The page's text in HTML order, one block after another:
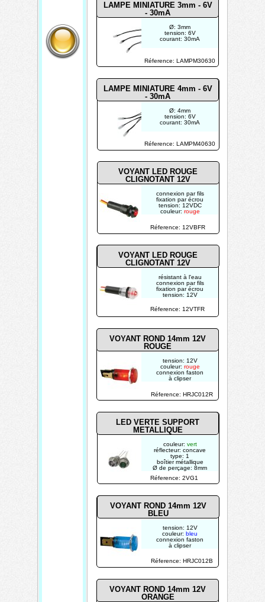
Réference: 12VBFR
connexion par fils
fixation par écrou
tension: 12VDC
couleur: rouge
VOYANT LED ROUGE
CLIGNOTANT 12V
Ø: 4mm
tension: 6V
courant: 30mA
Réference: LAMPM40630
LAMPE MINIATURE 4mm - 6V
- 30mA
Réference: 2VG1
VOYANT LED ROUGE
CLIGNOTANT 12V
résistant à l'eau
connexion par fils
fixation par écrou
tension: 12V
clignotant
boîtier: noir
tension: 12V
couleur: rouge
connexion faston
à clipser
Ø: 3mm
tension: 6V
courant: 30mA
Réference: LAMPM30630
Réference: HRJC012R
VOYANT ROND 14mm 12V
ORANGE
VOYANT ROND 14mm 12V
ROUGE
LAMPE MINIATURE 3mm - 6V
- 30mA
couleur: vert
réflecteur: concave
type: 1
boîtier métallique
Ø de perçage: 8mm
LED VERTE SUPPORT
METALLIQUE
Réference: 12VTFR
tension: 12V
couleur: bleu
connexion faston
à clipser
VOYANT ROND 14mm 12V
BLEU
Réference: HRJC012B